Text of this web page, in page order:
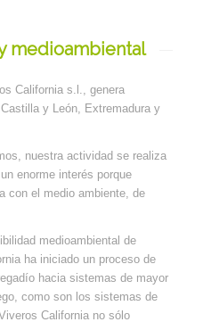
medioambiental
California s.l., genera
y León, Extremadura y
nuestra actividad se realiza
enorme interés porque
con el medio ambiente, de
medioambiental de
ha iniciado un proceso de
hacia sistemas de mayor
como son los sistemas de
California no sólo